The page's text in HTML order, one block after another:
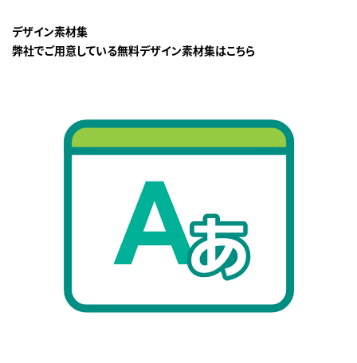
デザイン素材集
弊社でご用意している無料デザイン素材集はこちら